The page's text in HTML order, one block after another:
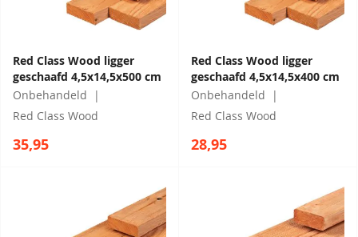
Red Class Wood ligger
geschaafd 4,5x14,5x500 cm
Onbehandeld
Red Class Wood
35,95
Red Class Wood ligger
geschaafd 4,5x14,5x400 cm
Onbehandeld
Red Class Wood
28,95